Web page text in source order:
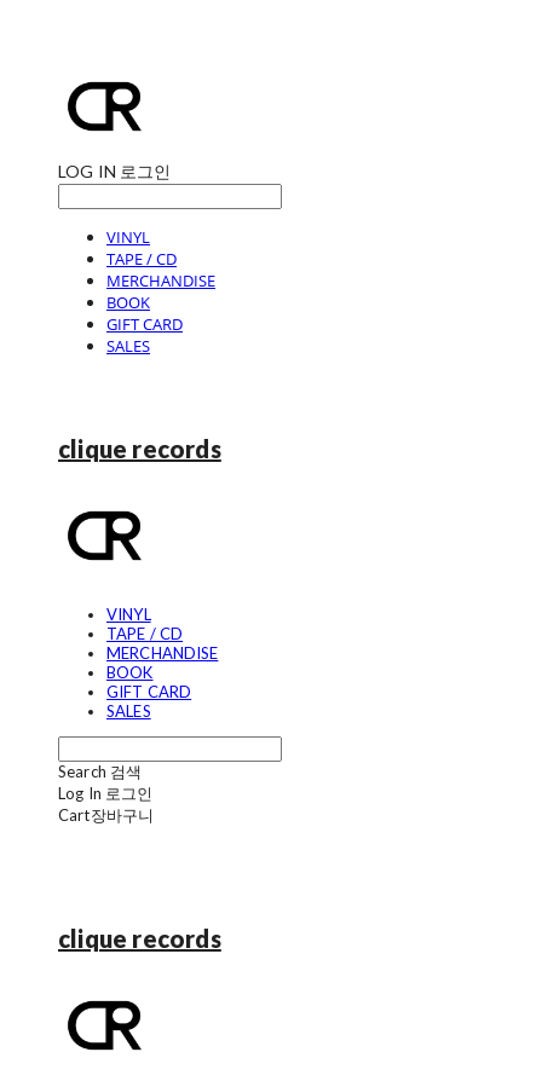
LOG IN 로그인
VINYL
TAPE / CD
MERCHANDISE
BOOK
GIFT CARD
SALES
clique records
VINYL
TAPE / CD
MERCHANDISE
BOOK
GIFT CARD
SALES
Search 검색
Log In 로그인
Cart장바구니
clique records